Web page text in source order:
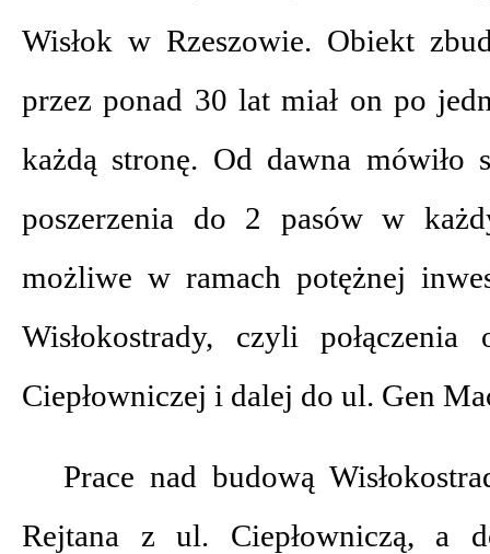
Wisłok w Rzeszowie. Obiekt
przez ponad 30 lat miał on po
każdą stronę. Od dawna mówiło
poszerzenia do 2 pasów w
możliwe w ramach potężnej
Wisłokostrady, czyli
Ciepłowniczej i dalej do ul. Gen
Prace nad budową
Rejtana z ul. Ciepłowniczą, a